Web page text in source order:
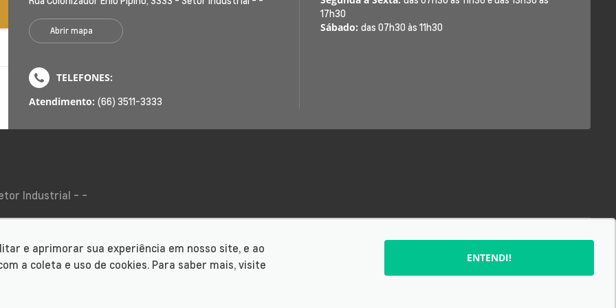
Abrir mapa
TELEFONES:
Atendimento:(66) 3511-3333
17h30
Sábado: das 07h30 às 11h30
Industrial - -
SIGA-NOS:
e aprimorar sua experiência em nosso site, e ao
a coleta e uso de cookies. Para saber mais, visite
ENTENDI!